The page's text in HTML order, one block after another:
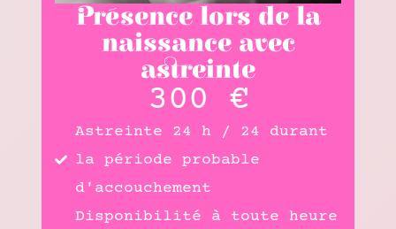
Présence lors de la
naissance avec
astreinte
300 €
Astreinte 24 h / 24 durant
la période probable
d'accouchement
Disponibilité à toute heure